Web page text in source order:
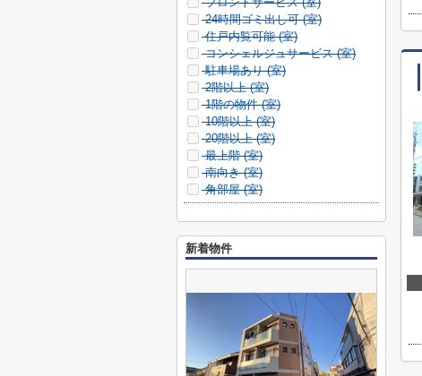
24時間ゴミ出し可 (室)
住戸内覧可能 (室)
コンシェルジュサービス (室)
駐車場あり (室)
2階以上 (室)
1階の物件 (室)
10階以上 (室)
20階以上 (室)
最上階 (室)
南向き (室)
角部屋 (室)
新着物件